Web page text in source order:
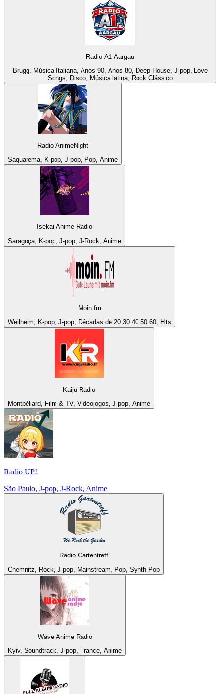
Radio A1 Aargau
Brugg, Música Italiana, Anos 90, Anos 80, Deep House, J-pop, Love
Songs, Disco, Música latina, Rock Clássico
Radio AnimeNight
Saquarema, K-pop, J-pop, Pop, Anime
Isekai Anime Radio
Saragoça, K-pop, J-pop, J-Rock, Anime
Moin.fm
Weilheim, K-pop, J-pop, Décadas de 20 30 40 50 60, Hits
Kaiju Radio
Montbéliard, Film & TV, Videojogos, J-pop, Anime
Radio UP!
São Paulo, J-pop, J-Rock, Anime
Radio Gartentreff
Chemnitz, Rock, J-pop, Mainstream, Pop, Synth Pop
Wave Anime Radio
Kyiv, Soundtrack, J-pop, Trance, Anime